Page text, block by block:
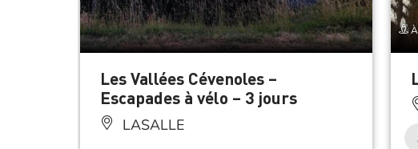
Les Vallées Cévenoles –
Escapades à vélo – 3 jours
LASALLE
À